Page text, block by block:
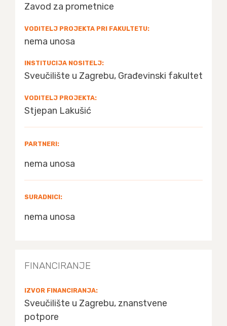
Zavod za prometnice
VODITELJ PROJEKTA PRI FAKULTETU:
nema unosa
INSTITUCIJA NOSITELJ:
Sveučilište u Zagrebu, Građevinski fakultet
VODITELJ PROJEKTA:
Stjepan Lakušić
PARTNERI:
nema unosa
SURADNICI:
nema unosa
FINANCIRANJE
IZVOR FINANCIRANJA:
Sveučilište u Zagrebu, znanstvene
potpore